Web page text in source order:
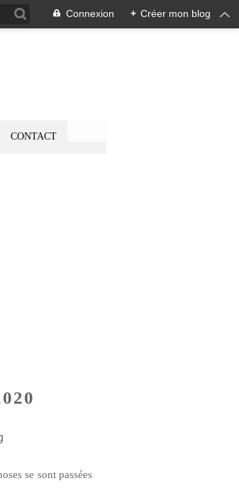
Connexion + Créer mon blog
CONTACT
se sont passées